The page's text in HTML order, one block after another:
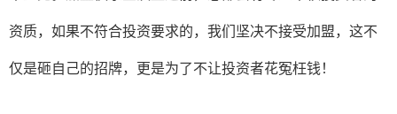
资质，如果不符合投资要求的，我们坚决不接受加盟，这不
仅是砸自己的招牌，更是为了不让投资者花冤枉钱！